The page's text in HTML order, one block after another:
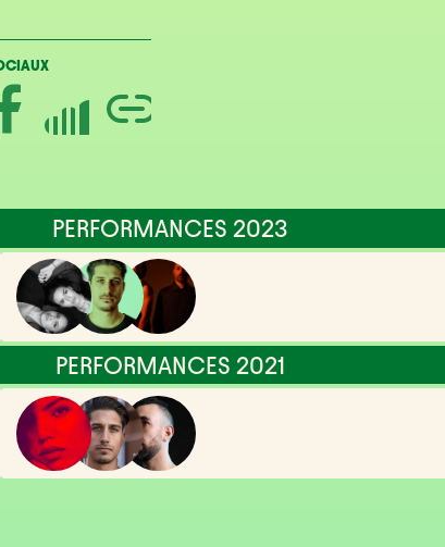
PERFORMANCES 2023
PERFORMANCES 2021